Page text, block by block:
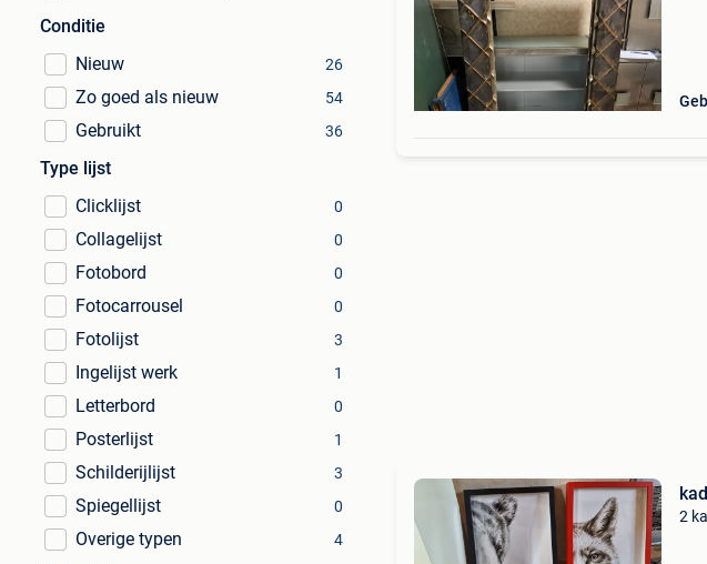
Conditie
Nieuw
26
Zo goed als nieuw 54
Gebruikt 36
Type lijst
Clicklijst
0
Collagelijst 0
Fotobord 0
Fotocarrousel 0
Fotolijst 3
Ingelijst werk 1
Letterbord 0
Posterlijst 1
Schilderijlijst 3
Spiegellijst 0
Overige typen 4
2